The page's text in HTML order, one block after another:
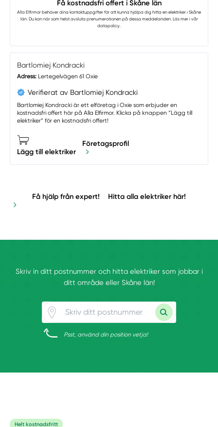
Få kostnadsfri offert i Skåne län
Alla Elfirmor behöver dina kontaktuppgifter för att kunna hjälpa dig hitta en elektriker i Skåne
län. Du kan när som helst avsluta prenumerationen på dessa meddelanden. Läs mer i vår
datapolicy..
Bartlomiej Kondracki
Adress:Lertegelvägen 61 Oxie
Verifierat av Bartlomiej Kondracki
Bartlomiej Kondracki är ett elföretag i Oxie som erbjuder en
kostnadsfri offert här på Alla Elfirmor. Klicka på knappen “Lägg till
elektriker” för en kostnadsfri offert!
Lägg till elektriker
Företagsprofil
Få hjälp från expert! Hitta alla elektriker här!
Skriv in ditt postnummer och hitta elektriker som jobbar i
ditt område eller Skåne län!
Psst, använd din position vetja!
Helt kostnadsfritt